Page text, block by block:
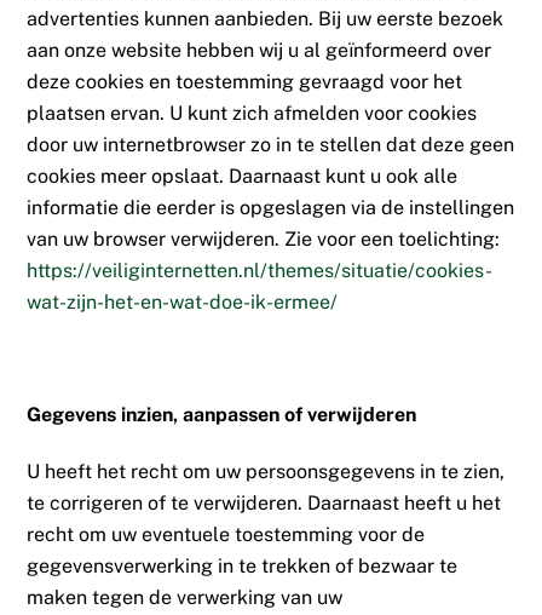
advertenties kunnen aanbieden. Bij uw eerste bezoek
aan onze website hebben wij u al geïnformeerd over
deze cookies en toestemming gevraagd voor het
plaatsen ervan. U kunt zich afmelden voor cookies
door uw internetbrowser zo in te stellen dat deze geen
cookies meer opslaat. Daarnaast kunt u ook alle
informatie die eerder is opgeslagen via de instellingen
van uw browser verwijderen. Zie voor een toelichting:
https://veiliginternetten.nl/themes/situatie/cookies-
wat-zijn-het-en-wat-doe-ik-ermee/
Gegevens inzien, aanpassen of verwijderen
U heeft het recht om uw persoonsgegevens in te zien,
te corrigeren of te verwijderen. Daarnaast heeft u het
recht om uw eventuele toestemming voor de
gegevensverwerking in te trekken of bezwaar te
maken tegen de verwerking van uw